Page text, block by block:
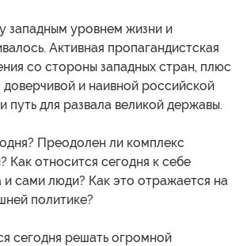
западным уровнем жизни и
Активная пропагандистская
со стороны западных стран, плюс
доверчивой и наивной российской
путь для развала великой державы.
Преодолен ли комплекс
Как относится сегодня к себе
и сами люди? Как это отражается на
политике?
сегодня решать огромной